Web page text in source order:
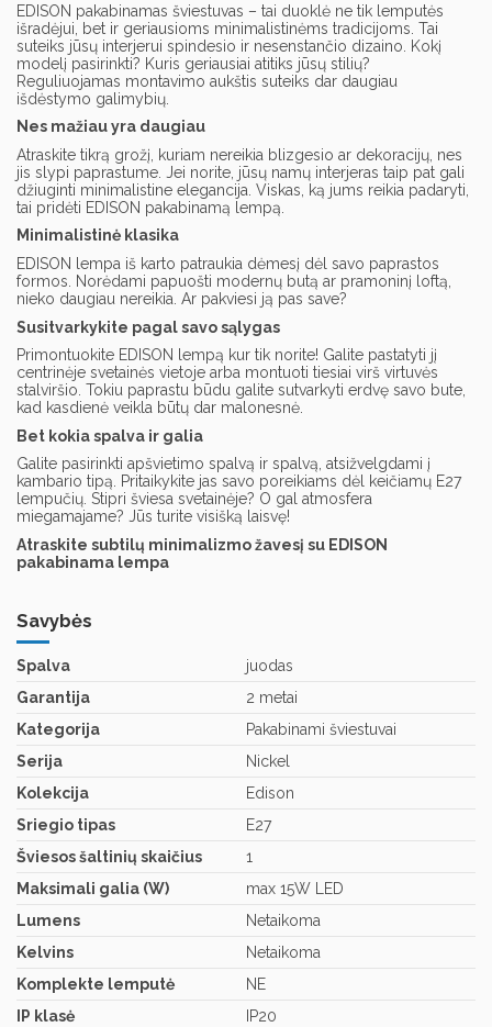
EDISON pakabinamas šviestuvas – tai duoklė ne tik lemputės
išradėjui, bet ir geriausioms minimalistinėms tradicijoms. Tai
suteiks jūsų interjerui spindesio ir nesenstančio dizaino. Kokį
modelį pasirinkti? Kuris geriausiai atitiks jūsų stilių?
Reguliuojamas montavimo aukštis suteiks dar daugiau
išdėstymo galimybių.
Nes mažiau yra daugiau
Atraskite tikrą grožį, kuriam nereikia blizgesio ar dekoracijų, nes
jis slypi paprastume. Jei norite, jūsų namų interjeras taip pat gali
džiuginti minimalistine elegancija. Viskas, ką jums reikia padaryti,
tai pridėti EDISON pakabinamą lempą.
Minimalistinė klasika
EDISON lempa iš karto patraukia dėmesį dėl savo paprastos
formos. Norėdami papuošti modernų butą ar pramoninį loftą,
nieko daugiau nereikia. Ar pakviesi ją pas save?
Susitvarkykite pagal savo sąlygas
Primontuokite EDISON lempą kur tik norite! Galite pastatyti jį
centrinėje svetainės vietoje arba montuoti tiesiai virš virtuvės
stalviršio. Tokiu paprastu būdu galite sutvarkyti erdvę savo bute,
kad kasdienė veikla būtų dar malonesnė.
Bet kokia spalva ir galia
Galite pasirinkti apšvietimo spalvą ir spalvą, atsižvelgdami į
kambario tipą. Pritaikykite jas savo poreikiams dėl keičiamų E27
lempučių. Stipri šviesa svetainėje? O gal atmosfera
miegamajame? Jūs turite visišką laisvę!
Atraskite subtilų minimalizmo žavesį su EDISON
pakabinama lempa
Savybės
Spalva
juodas
Garantija
2 metai
Kategorija
Pakabinami šviestuvai
Serija
Nickel
Kolekcija
Edison
Sriegio tipas
E27
Šviesos šaltinių skaičius
1
Maksimali galia (W)
max 15W LED
Lumens
Netaikoma
Kelvins
Netaikoma
Komplekte lemputė
NE
IP klasė
IP20